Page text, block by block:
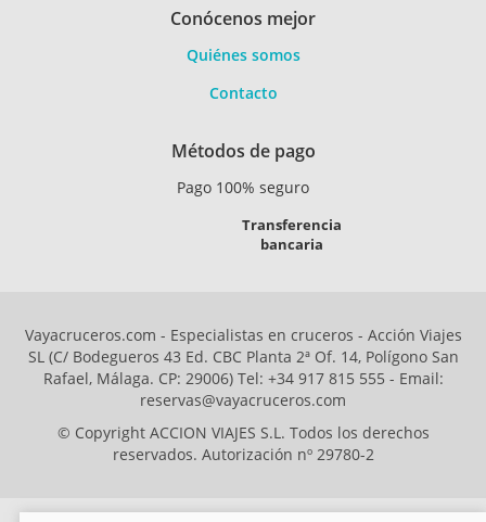
Conócenos mejor
Quiénes somos
Contacto
Métodos de pago
Pago 100% seguro
Transferencia
bancaria
Vayacruceros.com - Especialistas en cruceros - Acción Viajes
SL (C/ Bodegueros 43 Ed. CBC Planta 2ª Of. 14, Polígono San
Rafael, Málaga. CP: 29006) Tel: +34 917 815 555 - Email:
reservas@vayacruceros.com
© Copyright ACCION VIAJES S.L. Todos los derechos
reservados. Autorización nº 29780-2